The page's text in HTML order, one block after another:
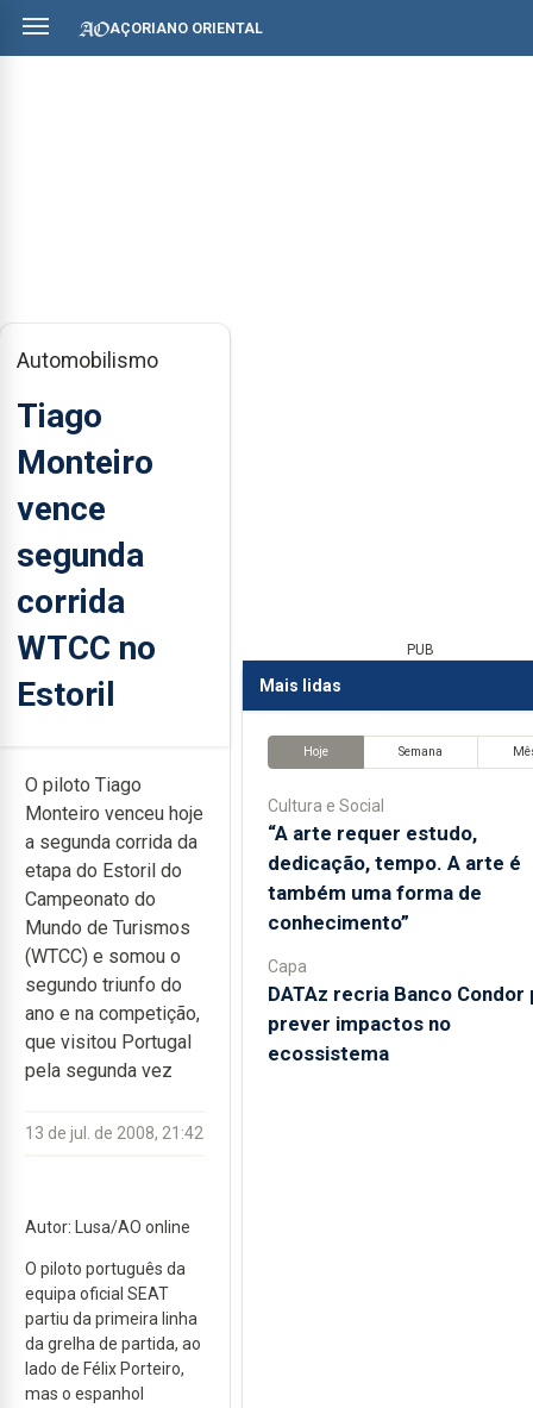
AÇORIANO ORIENTAL
Automobilismo
Tiago
Monteiro
vence
segunda
corrida
WTCC no
Estoril
O piloto Tiago
Monteiro venceu hoje
a segunda corrida da
etapa do Estoril do
Campeonato do
Mundo de Turismos
(WTCC) e somou o
segundo triunfo do
ano e na competição,
que visitou Portugal
pela segunda vez
13 de jul. de 2008, 21:42
Autor: Lusa/AO online
O piloto português da
equipa oficial SEAT
partiu da primeira linha
da grelha de partida, ao
lado de Félix Porteiro,
mas o espanhol
PUB
Mais lidas
Hoje Semana
Cultura e Social
“A arte requer estudo,
dedicação, tempo. A arte é
também uma forma de
conhecimento”
Capa
DATAz recria Banco Condor
prever impactos no
ecossistema